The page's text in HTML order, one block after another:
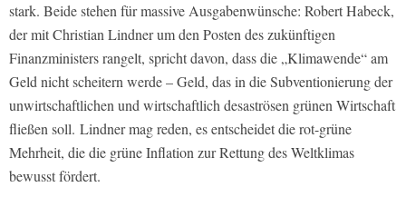
stark. Beide stehen für massive Ausgabenwünsche: Robert Habeck,
der mit Christian Lindner um den Posten des zukünftigen
Finanzministers rangelt, spricht davon, dass die „Klimawende“ am
Geld nicht scheitern werde – Geld, das in die Subventionierung der
unwirtschaftlichen und wirtschaftlich desaströsen grünen Wirtschaft
fließen soll. Lindner mag reden, es entscheidet die rot-grüne
Mehrheit, die die grüne Inflation zur Rettung des Weltklimas
bewusst fördert.